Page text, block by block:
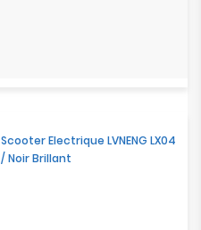
Scooter Electrique LVNENG LX04
/ Noir Brillant